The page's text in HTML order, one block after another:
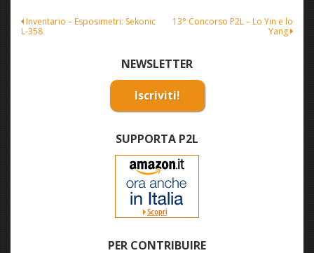
Navigazione
Inventario – Esposimetri: Sekonic
L-358
13° Concorso P2L – Lo Yin e lo
Yang
NEWSLETTER
Iscriviti!
SUPPORTA P2L
PER CONTRIBUIRE